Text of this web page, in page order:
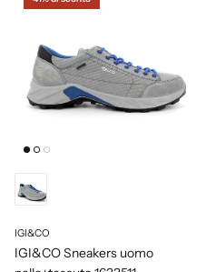
IGI&CO
IGI&CO Sneakers uomo